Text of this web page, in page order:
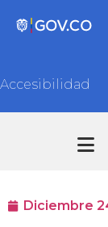
Accesibilidad
Diciembre